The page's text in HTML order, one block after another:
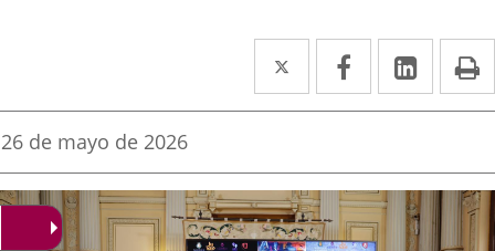
Twitter
Enlace
a
aplicación
externa.
Facebook
Enlace
a
aplicación
externa.
Enlace
a
Fecha
la
noticia
26 de mayo de 2026